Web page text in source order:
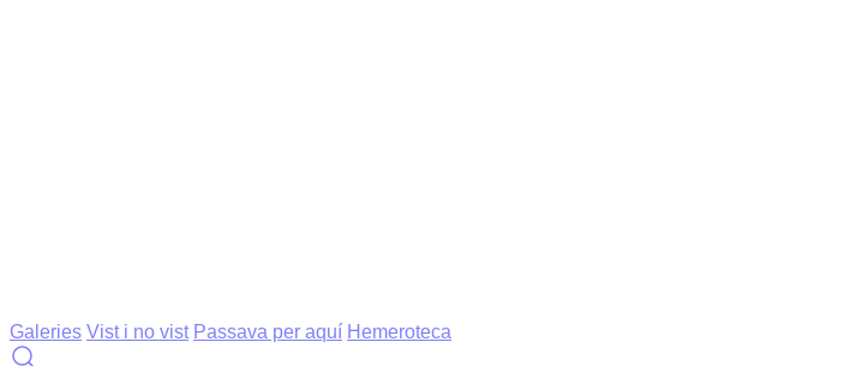
Galeries Vist i no vist Passava per aquí Hemeroteca